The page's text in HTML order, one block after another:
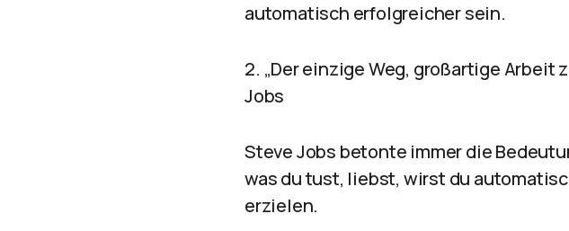
automatisch erfolgreicher sein.
2. „Der einzige Weg, großartige Arbeit
Jobs
Steve Jobs betonte immer die
was du tust, liebst, wirst du
erzielen.